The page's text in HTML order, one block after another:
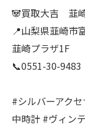
🐼買取大吉 韮
📍山梨県韮崎市
韮崎プラザ1F
📞0551-30-9483
#シルバーアク
中時計 #ヴィン